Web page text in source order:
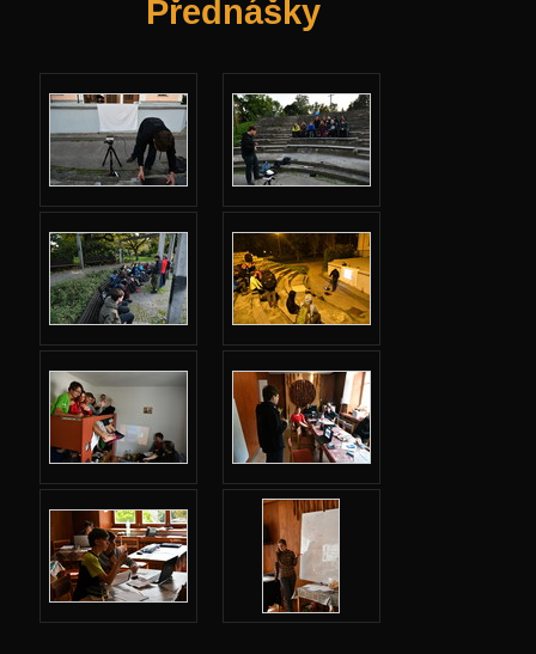
Přednášky
Podzimní 2024
Jarní 2024
Podzimní 2023
Podzimní 2022
Jarní 2022
Podzimní 2021
Jarní 2021
Podzimní 2020
Jarní 2020
Úvod
Adresář
Kód Hipporionu